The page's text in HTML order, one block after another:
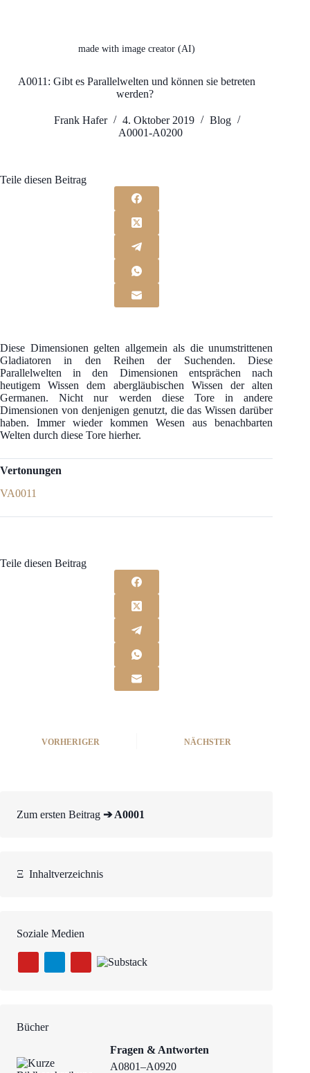
made with image creator (AI)
A0011: Gibt es Parallelwelten und können sie betreten
werden?
Frank Hafer 4. Oktober 2019
Blog
A0001-A0200
Teile diesen Beitrag
Diese Dimensionen gelten allgemein als die unumstrittenen
Gladiatoren in den Reihen der Suchenden. Diese
Parallelwelten in den Dimensionen entsprächen nach
heutigem Wissen dem abergläubischen Wissen der alten
Germanen. Nicht nur werden diese Tore in andere
Dimensionen von denjenigen genutzt, die das Wissen darüber
haben. Immer wieder kommen Wesen aus benachbarten
Welten durch diese Tore hierher.
Vertonungen
VA0011
Teile diesen Beitrag
VORHERIGER NÄCHSTER
Zum ersten Beitrag ➔ A0001
Ξ Inhaltverzeichnis
Soziale Medien
Bücher
Fragen & Antworten
A0801–A0920